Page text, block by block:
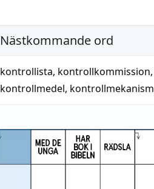
Nästkommande ord
kontrollista, kontrollkommission,
kontrollmedel, kontrollmekanism